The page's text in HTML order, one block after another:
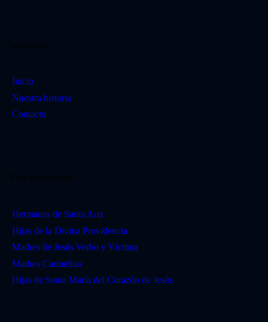
Inicio
Nuestra historia
Contacto
Hermanas de Santa Ana
Hijas de la Divina Providencia
Madres de Jesús Verbo y Víctima
Madres Carmelitas
Hijas de Santa María del Corazón de Jesús